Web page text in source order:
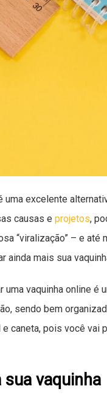
uma excelente
causas e projetos,
“viralização” – e
ainda mais sua
uma vaquinha online
sendo bem
e caneta, pois você vai
sua vaquinha